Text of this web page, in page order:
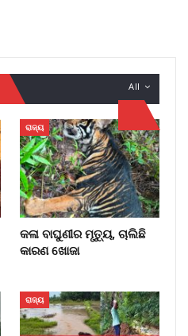
All
ରାଜ୍ୟ
କଳା ବାଘୁଣୀର ମୃତ୍ୟୁ, ଚାଲିଛି
କାରଣ ଖୋଜା
ରାଜ୍ୟ